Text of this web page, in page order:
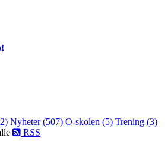
Nyheter (507) O-skolen (5) Trening (3)
RSS